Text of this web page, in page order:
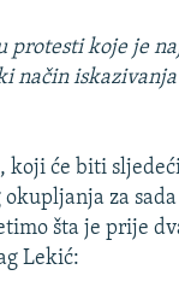
protesti koje je
način
koji će biti
za
šta je prije
Lekić: